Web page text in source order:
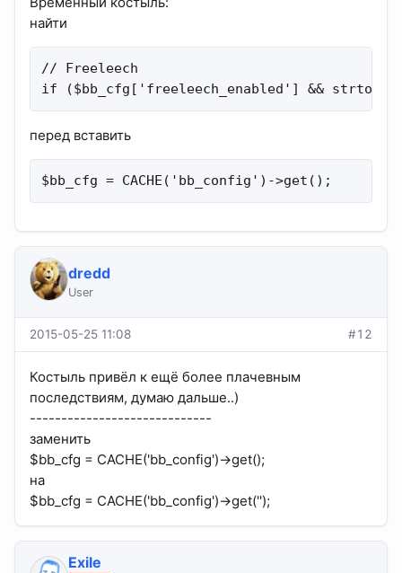
найти
// Freeleech
if ($bb_cfg['freeleech_enabled'] &&
перед вставить
$bb_cfg = CACHE('bb_config')->get();
dredd
User
2015-05-25 11:08 #12
Костыль привёл к ещё более плачевным
последствиям, думаю дальше..)
-----------------------------
заменить
$bb_cfg = CACHE('bb_config')->get();
на
$bb_cfg = CACHE('bb_config')->get('');
Exile